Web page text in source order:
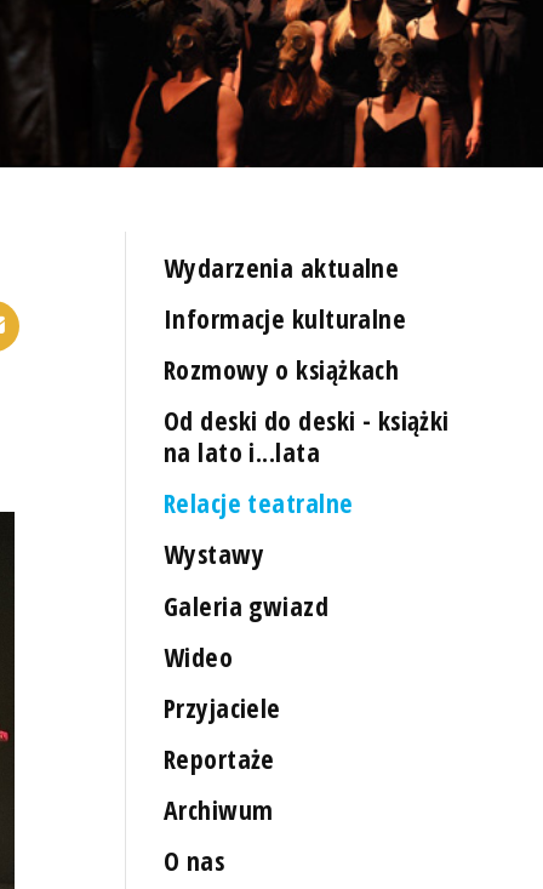
Wydarzenia aktualne
Informacje kulturalne
Rozmowy o książkach
Od deski do deski - książki
na lato i...lata
Relacje teatralne
Wystawy
Galeria gwiazd
Wideo
Przyjaciele
Reportaże
Archiwum
O nas